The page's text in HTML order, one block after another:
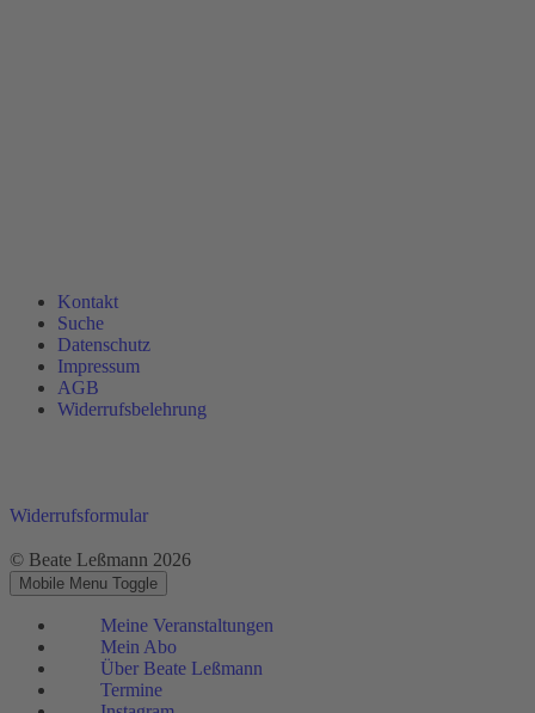
Kontakt
Suche
Datenschutz
Impressum
AGB
Widerrufsbelehrung
Widerrufsformular
© Beate Leßmann 2026
Mobile Menu Toggle
Meine Veranstaltungen
Mein Abo
Über Beate Leßmann
Termine